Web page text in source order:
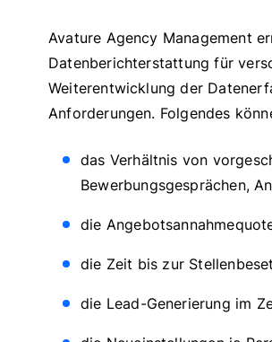
Avature Agency Management
Datenberichterstattung für
Weiterentwicklung der
Anforderungen. Folgendes
das Verhältnis von
Bewerbungsgesprächen,
die
die Zeit bis zur
die Lead-Generierung im